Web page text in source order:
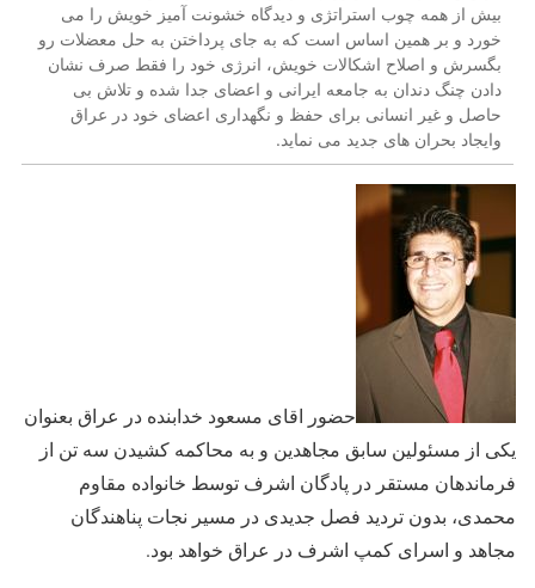
بیش از همه چوب استراتژی و دیدگاه خشونت آمیز خویش را می
خورد و بر همین اساس است که به جای پرداختن به حل معضلات رو
بگسرش و اصلاح اشکالات خویش، انرژی خود را فقط صرف نشان
دادن چنگ دندان به جامعه ایرانی و اعضای جدا شده و تلاش بی
حاصل و غیر انسانی برای حفظ و نگهداری اعضای خود در عراق
وایجاد بحران های جدید می نماید.
حضور اقای مسعود خدابنده در عراق بعنوان
یکی از مسئولین سابق مجاهدین و به محاکمه کشیدن سه تن از
فرماندهان مستقر در پادگان اشرف توسط خانواده مقاوم
محمدی، بدون تردید فصل جدیدی در مسیر نجات پناهندگان
مجاهد و اسرای کمپ اشرف در عراق خواهد بود.